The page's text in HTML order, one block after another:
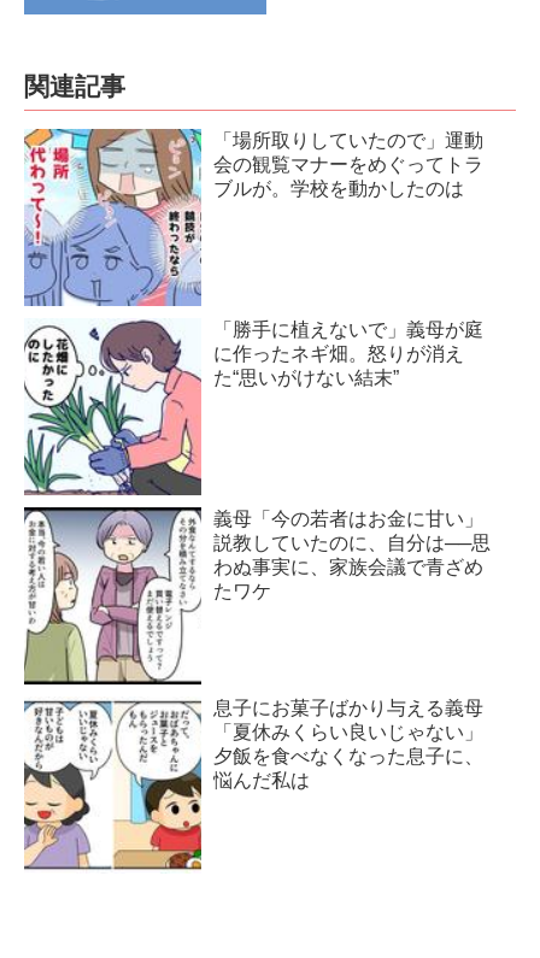
関連記事
「場所取りしていたので」運動
会の観覧マナーをめぐってトラ
ブルが。学校を動かしたのは
「勝手に植えないで」義母が庭
に作ったネギ畑。怒りが消え
た“思いがけない結末”
義母「今の若者はお金に甘い」
説教していたのに、自分は──思
わぬ事実に、家族会議で青ざめ
たワケ
息子にお菓子ばかり与える義母
「夏休みくらい良いじゃない」
夕飯を食べなくなった息子に、
悩んだ私は